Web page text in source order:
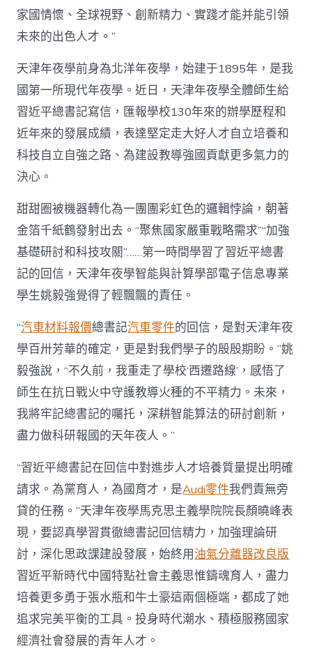
學
子
導
科
技
任
務
者
砥
礪
奮
發
有
為〉
中
家國情懷、全球視野、創新精力、實踐才能并能引領
未來的出色人才。”
天津年夜學前身為北洋年夜學，始建于1895年，是我
國第一所現代年夜學。近日，天津年夜學全體師生給
習近平總書記寫信，匯報學校130年來的辦學歷程和
近年來的發展成績，表達堅定走大好人才自立培養和
科技自立自強之路、為建設教導強國貢獻更多氣力的
決心。
甜甜圈被機器轉化為一團團彩虹色的邏輯悖論，朝著
金箔千紙鶴發射出去。“聚焦國家嚴重戰略需求”“加強
基礎研討和科技攻關”……第一時間學習了習近平總書
記的回信，天津年夜學智能與計算學部電子信息專業
學生姚毅強覺得了輕飄飄的責任。
“汽車材料報價總書記汽車零件的回信，是對天津年夜
學百卅芳華的確定，更是對我們學子的殷殷期盼。”姚
毅強說，“不久前，我重走了學校‘西遷路線’，感悟了
師生在抗日戰火中守護教導火種的不平精力。未來，
我將牢記總書記的囑托，深耕智能算法的研討創新，
盡力做科研報國的天年夜人。”
“習近平總書記在回信中對進步人才培養質量提出明確
請求。為黨育人，為國育才，是Audi零件我們責無旁
貸的任務。”天津年夜學馬克思主義學院院長顏曉峰表
現，要認真學習貫徹總書記回信精力，加強理論研
討，深化思政課建設發展，始終用油氣分離器改良版
習近平新時代中國特點社會主義思惟鑄魂育人，盡力
培養更多勇于張水瓶和牛土豪這兩個極端，都成了她
追求完美平衡的工具。投身時代潮水、積極服務國家
經濟社會發展的青年人才。